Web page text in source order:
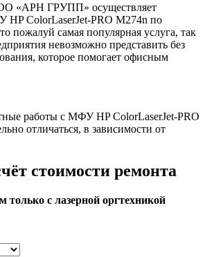
«АРН ГРУПП» осуществляет
ColorLaserJet-PRO M274n по
пожалуй самая популярная услуга, так
невозможно представить без
которое помогает офисным
работы с МФУ HP ColorLaserJet-PRO
отличаться, в зависимости от
стоимости ремонта
только с лазерной оргтехникой